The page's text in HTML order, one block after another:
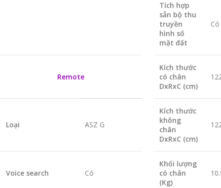
Tích hợp
sẵn bộ thu
truyền
hình số
mặt đất
Có
Remote
Kích thước
có chân
DxRxC (cm)
Loại ASZ G
Kích thước
không
chân
DxRxC (cm)
Voice search Có
Khối lượng
có chân
(Kg)